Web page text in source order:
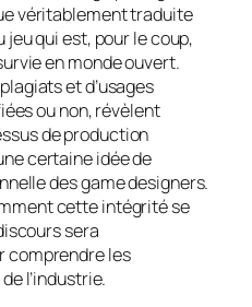
véritablement traduite
jeu qui est, pour le coup,
en monde ouvert.
et d’usages
ou non, révèlent
de production
certaine idée de
desgame designers.
cette intégrité se
sera
comprendre les
l’industrie.